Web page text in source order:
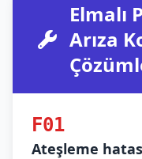
Elmalı
Arıza
F01
Ateşleme